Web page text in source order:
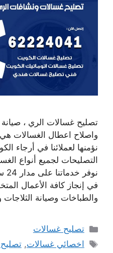
تصليح غسالات الري ،
واصلاح اعطال الغسالات
نؤمنها لعملائنا في أرجاء
التصليحات لجميع أنواع
في إنجاز كافة الأعمال
والطباخات وصيانة
التصنيفات
تصليح غسالات
الوسوم
اخصائي غسالات,